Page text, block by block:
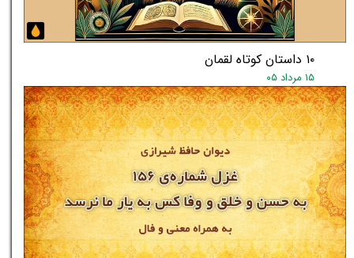
۱۰ داستان کوتاه لقمان
۱۵ مرداد ۰۵